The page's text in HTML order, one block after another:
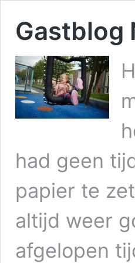
Gastblog
had geen
papier te
altijd weer
afgelopen